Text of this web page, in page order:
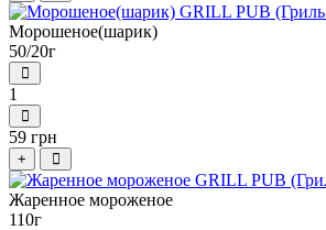
Морошеное(шарик)
50/20г
1
59 грн
+
Жаренное мороженое
110г